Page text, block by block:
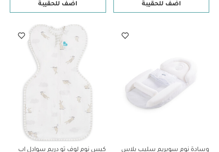
اضف للحقيبة اضف للحقيبة
وسادة نوم سوبريم سليب بلاس كيس نوم لوف تو دريم سوادل اب